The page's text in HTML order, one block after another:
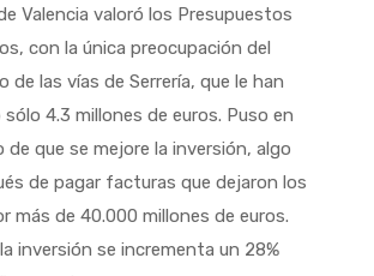
Valencia valoró los Presupuestos
con la única preocupación del
de las vías de Serrería, que le han
4.3 millones de euros. Puso en
de que se mejore la inversión, algo
de pagar facturas que dejaron los
más de 40.000 millones de euros.
inversión se incrementa un 28%